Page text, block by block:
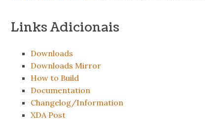
Links Adicionais
Downloads
Downloads Mirror
How to Build
Documentation
Changelog/Information
XDA Post